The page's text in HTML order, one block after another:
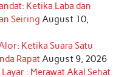
Ketika Laba dan
Seiring August 10,
Ketika Suara Satu
RapatAugust 9, 2026
: Merawat Akal Sehat